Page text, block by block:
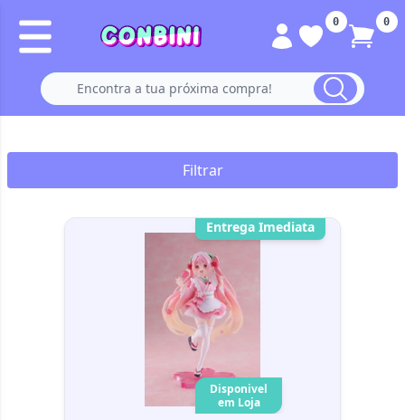
0 0
Filtrar
Entrega Imediata
Disponivel
em Loja